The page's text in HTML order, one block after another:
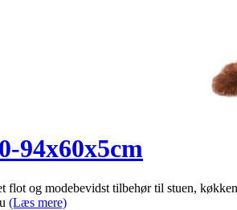
94x60x5cm
flot og modebevidst tilbehør til stuen,
(Læs mere)